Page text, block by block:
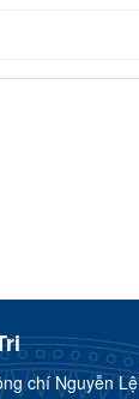
chí Nguyễn Lệ